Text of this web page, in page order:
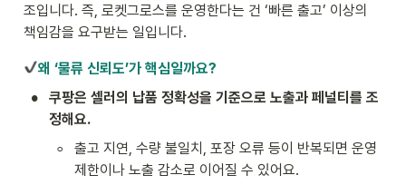
조입니다. 즉, 로켓그로스를 운영한다는 건 ‘빠른 출고’ 이상의
책임감을 요구받는 일입니다.
왜 ‘물류 신뢰도’가 핵심일까요?
•
쿠팡은 셀러의 납품 정확성을 기준으로 노출과 페널티를 조
정해요.
◦
출고 지연, 수량 불일치, 포장 오류 등이 반복되면 운영
제한이나 노출 감소로 이어질 수 있어요.